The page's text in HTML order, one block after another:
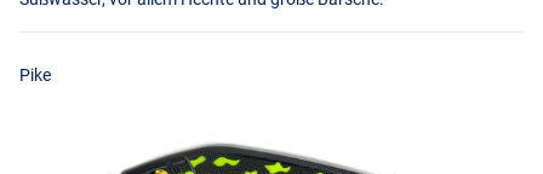
Pike